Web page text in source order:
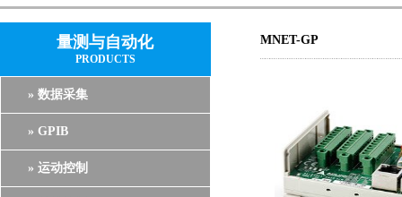
量测与自动化
PRODUCTS
» 数据采集
» GPIB
» 运动控制
MNET-GP